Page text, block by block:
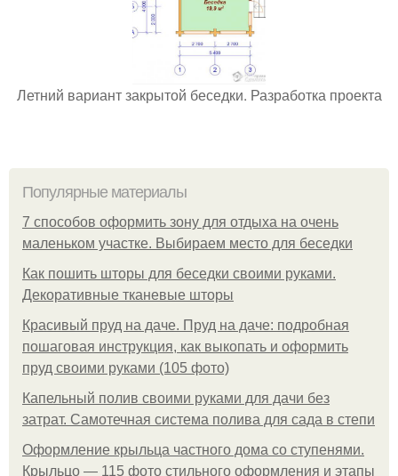
Летний вариант закрытой беседки. Разработка проекта
Популярные материалы
7 способов оформить зону для отдыха на очень
маленьком участке. Выбираем место для беседки
Как пошить шторы для беседки своими руками.
Декоративные тканевые шторы
Красивый пруд на даче. Пруд на даче: подробная
пошаговая инструкция, как выкопать и оформить
пруд своими руками (105 фото)
Капельный полив своими руками для дачи без
затрат. Самотечная система полива для сада в степи
Оформление крыльца частного дома со ступенями.
Крыльцо — 115 фото стильного оформления и этапы